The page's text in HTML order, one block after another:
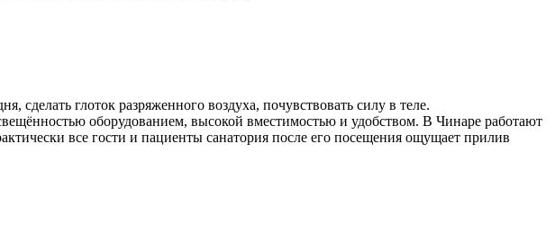
сделать глоток разряженного воздуха, почувствовать силу в теле.
оборудованием, высокой вместимостью и удобством. В Чинаре работают
все гости и пациенты санатория после его посещения ощущает прилив